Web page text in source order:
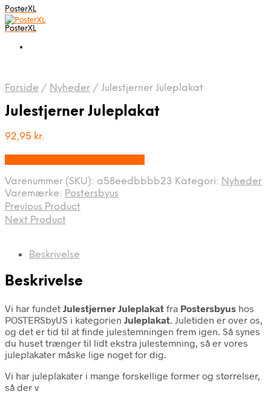
PosterXL
PosterXL
Forside / Nyheder / Julestjerner Juleplakat
Julestjerner Juleplakat
92,95 kr.
Varenummer (SKU): a58eedbbbb23 Kategori: Nyheder
Varemærke: Postersbyus
Previous Product
Next Product
Beskrivelse
Beskrivelse
Vi har fundet Julestjerner Juleplakat fra Postersbyus hos
POSTERSbyUS i kategorien Juleplakat. Juletiden er over os,
og det er tid til at finde julestemningen frem igen. Så synes
du huset trænger til lidt ekstra julestemning, så er vores
juleplakater måske lige noget for dig.
Vi har juleplakater i mange forskellige former og størrelser,
så der v